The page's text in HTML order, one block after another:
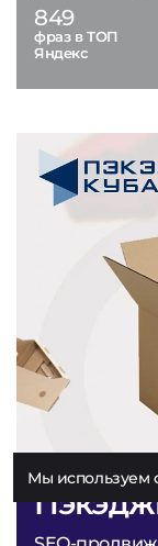
849
фраз в ТОП
Яндекс
Мы используем